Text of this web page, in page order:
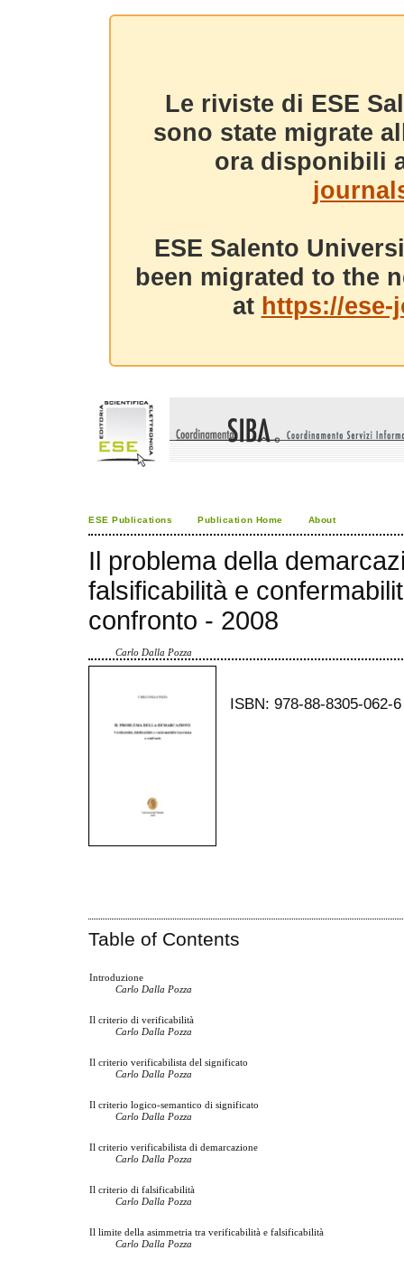
Le riviste di ESE
sono state migrate
ora disponibili
ESE Salento
been migrated to the
at https://
ESE Publications Publication Home About
Il problema della
falsificabilità e
confronto - 2008
Carlo Dalla Pozza
ISBN: 978-88-8305-062-
Table of Contents
Introduzione
Carlo Dalla Pozza
Il criterio di verificabilità
Carlo Dalla Pozza
Il criterio verificabilista del significato
Carlo Dalla Pozza
Il criterio logico-semantico di significato
Carlo Dalla Pozza
Il criterio verificabilista di demarcazione
Carlo Dalla Pozza
Il criterio di falsificabilità
Carlo Dalla Pozza
Il limite della asimmetria tra verificabilità e falsificabilità
Carlo Dalla Pozza